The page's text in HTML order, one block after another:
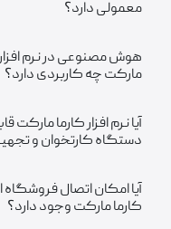
معمولی دارد؟
هوش مصنوعی در نرم
مارکت چه کاربردی دارد؟
آیا نرم افزار کارما مارکت
دستگاه کارتخوان و
آیا امکان اتصال فروشگاه
کارما مارکت وجود دارد؟